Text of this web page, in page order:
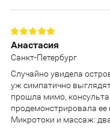
Анастасия
Санкт-Петербург
Случайно увидела
уж симпатично
прошла мимо,
продемонстрировала ее
Микротоки и массаж: